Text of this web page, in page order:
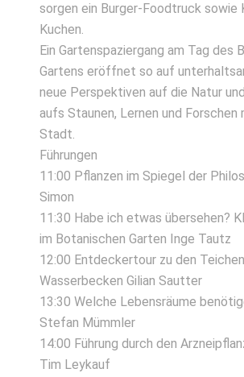
sorgen ein Burger-Foodtruck sowie
Kuchen.
Ein Gartenspaziergang am Tag des
Gartens eröffnet so auf
neue Perspektiven auf die Natur
aufs Staunen, Lernen und Forschen
Stadt.
Führungen
11:00 Pflanzen im Spiegel der
Simon
11:30 Habe ich etwas übersehen?
im Botanischen Garten Inge Tautz
12:00 Entdeckertour zu den
Wasserbecken Gilian Sautter
13:30 Welche Lebensräume
Stefan Mümmler
14:00 Führung durch den
Tim Leykauf